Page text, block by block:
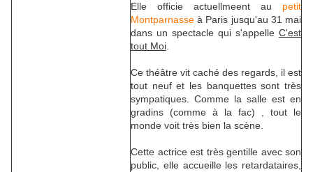
Elle officie actuellmeent au petit
Montparnasse à Paris jusqu'au 31 mai
dans un spectacle qui s'appelle C'est
tout Moi
Ce théâtre vit caché des regards, il est
tout neuf et les banquettes sont très
sympatiques. Comme la salle est en
gradins (comme à la fac) , tout le
monde voit très bien la scène.
Cette actrice est très gentille avec son
public, elle accueille les retardataires,